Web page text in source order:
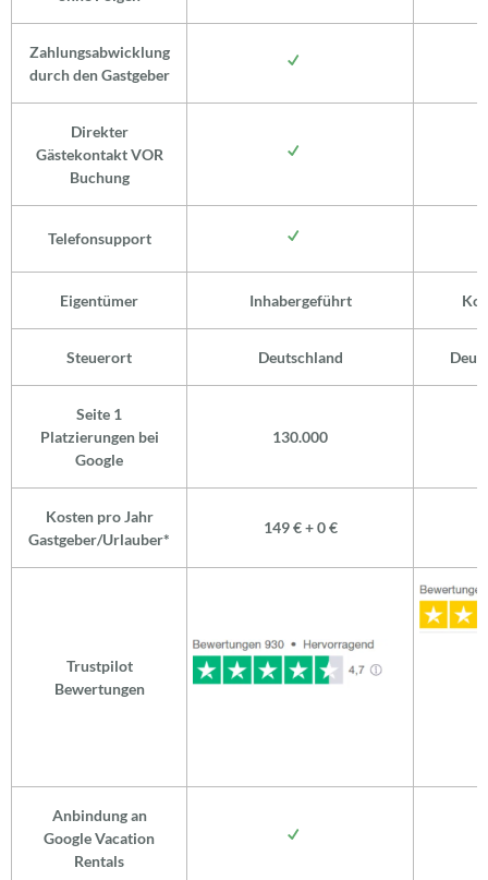
Zahlungsabwicklung
durch den Gastgeber
Direkter
Gästekontakt VOR
Buchung
Telefonsupport
Eigentümer Inhabergeführt
Steuerort Deutschland
Seite 1
Platzierungen bei
Google
130.000
Kosten pro Jahr
Gastgeber/Urlauber*
149 € + 0 €
Trustpilot
Bewertungen
Anbindung an
Google Vacation
Rentals